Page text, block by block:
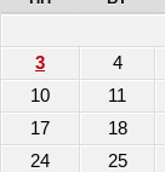
3
4
10
11
17
18
24
25